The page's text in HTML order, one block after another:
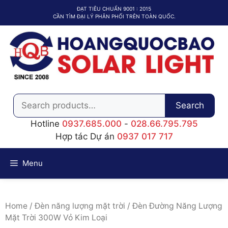
dung
ĐẠT TIÊU CHUẨN 9001 : 2015
CẦN TÌM ĐẠI LÝ PHÂN PHỐI TRÊN TOÀN QUỐC.
Search
for:
Search
Hotline 0937.685.000 - 028.66.795.795
Hợp tác Dự án 0937 017 717
Menu
Home /Đèn năng lượng mặt trời / Đèn Đường Năng Lượng
Mặt Trời 300W Vỏ Kim Loại